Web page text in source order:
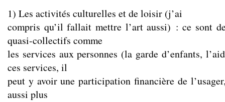
1) Les activités culturelles et de loisir (j’ai
compris qu’il fallait mettre l’art aussi) : ce sont
quasi-collectifs comme
les services aux personnes (la garde d’enfants,
ces services, il
peut y avoir une participation financière de
aussi plus